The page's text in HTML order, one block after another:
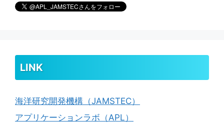
LINK
海洋研究開発機構（JAMSTEC）
アプリケーションラボ（APL）